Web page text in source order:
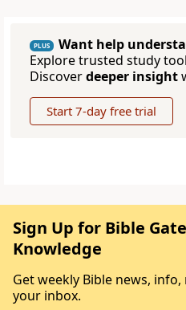
PLUS
Want help
Explore trusted study
Discoverdeeper insight
Start 7-day free trial
Sign Up for Bible
Knowledge
Get weekly Bible news,
your inbox.